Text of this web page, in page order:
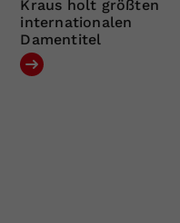
Kraus holt größten
internationalen
Damentitel